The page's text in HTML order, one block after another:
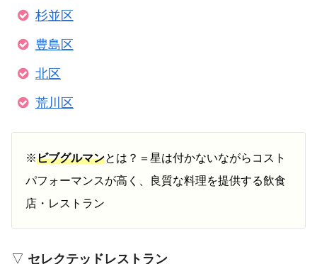
杉並区
豊島区
北区
荒川区
※ビブグルマンとは？＝星は付かないながらコスト
パフォーマンスが高く、良質な料理を提供する飲食
店・レストラン
▽ セレクテッドレストラン